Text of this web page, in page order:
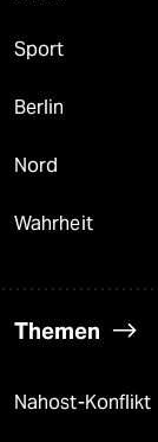
Sport
Berlin
Nord
Wahrheit
Themen
Nahost-Konflikt